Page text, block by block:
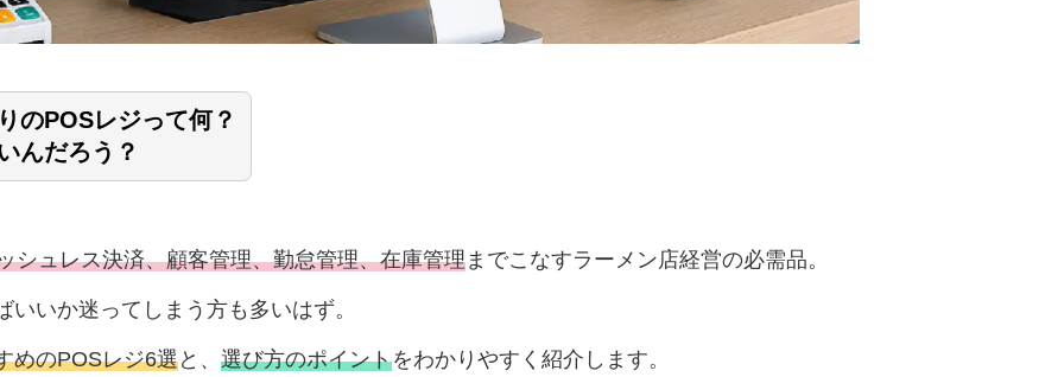
のPOSレジって何？
んだろう？
シュレス決済、顧客管理、勤怠管理、在庫管理 までこなすラーメン店経営の必需品。
いか迷ってしまう方も多いはず。
めのPOSレジ6選と、 選び方のポイントをわかりやすく紹介します。